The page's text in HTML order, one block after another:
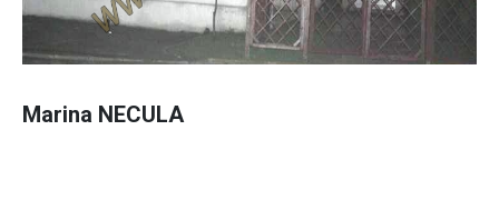
Marina NECULA